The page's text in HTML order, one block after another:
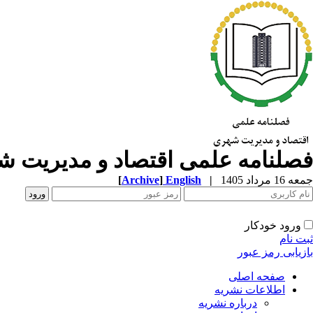
فصلنامه علمی اقتصاد و مدیریت
جمعه 16 مرداد 1405 |
English
[Archive]
ورود خودکار
ثبت نام
بازیابی رمز عبور
صفحه اصلی
اطلاعات نشریه
درباره نشریه